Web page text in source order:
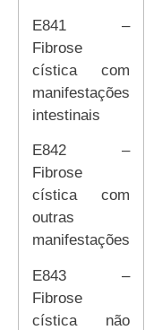
E841 –
Fibrose
cística com
manifestações
intestinais
E842 –
Fibrose
cística com
outras
manifestações
E843 –
Fibrose
cística não